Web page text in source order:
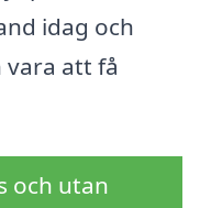
idag och
att få
och utan